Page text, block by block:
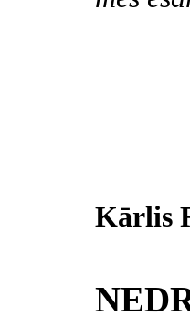
Kārlis